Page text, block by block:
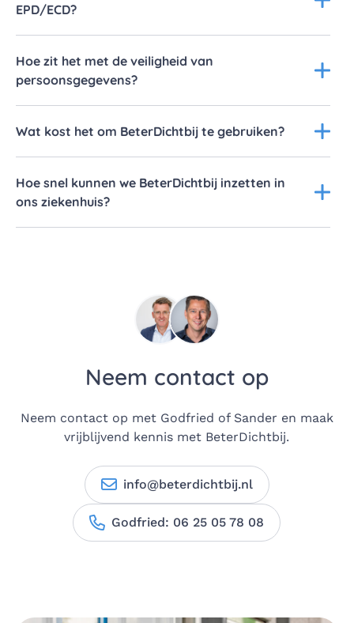
EPD/ECD?
Hoe zit het met de veiligheid van
persoonsgegevens?
Wat kost het om BeterDichtbij te gebruiken?
Hoe snel kunnen we BeterDichtbij inzetten in
ons ziekenhuis?
Neem contact op
Neem contact op met Godfried of Sander en maak
vrijblijvend kennis met BeterDichtbij.
info@beterdichtbij.nl
Godfried: 06 25 05 78 08